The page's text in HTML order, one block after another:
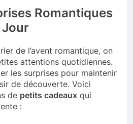
Romantiques
de l’avent romantique, on
attentions quotidiennes.
les surprises pour maintenir
de découverte. Voici
de petits cadeaux qui
: